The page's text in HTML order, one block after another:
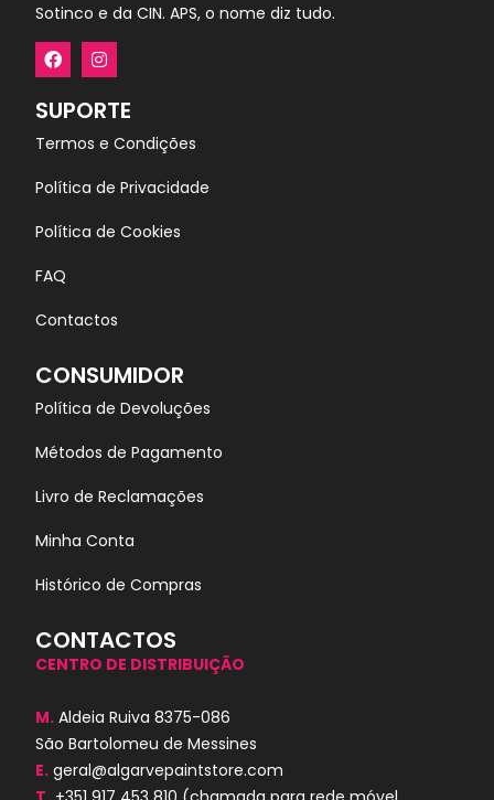
Sotinco e da CIN. APS, o nome diz tudo.
SUPORTE
Termos e Condições
Política de Privacidade
Política de Cookies
FAQ
Contactos
CONSUMIDOR
Política de Devoluções
Métodos de Pagamento
Livro de Reclamações
Minha Conta
Histórico de Compras
CONTACTOS
CENTRO DE DISTRIBUIÇÃO
M. Aldeia Ruiva 8375-086
São Bartolomeu de Messines
E. geral@algarvepaintstore.com